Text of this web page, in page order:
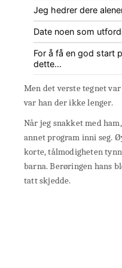
Jeg hedrer dere
Date noen som
For å få en god start
dette…
Men det verste tegnet
var han der ikke lenger.
Når jeg snakket med
annet program inni seg.
korte, tålmodigheten
barna. Berøringen hans
tatt skjedde.